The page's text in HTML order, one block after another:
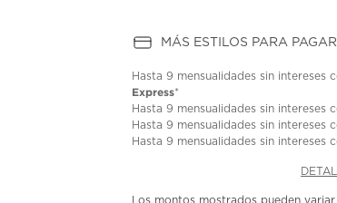
MÁS ESTILOS PARA PAGAR
Hasta9 mensualidades sin intereses
Express*
Hasta9 mensualidades sin intereses
Hasta9 mensualidades sin intereses
Hasta9 mensualidades sin intereses
Los montos mostrados pueden